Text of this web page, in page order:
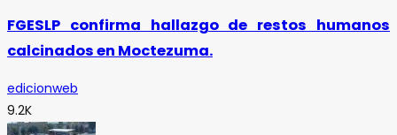
FGESLP confirma hallazgo de restos humanos
calcinados en Moctezuma.
edicionweb
9.2K